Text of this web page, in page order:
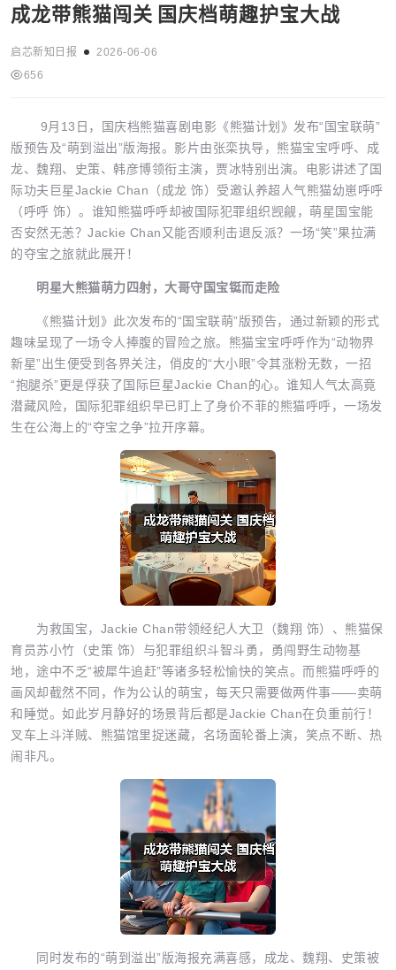
成龙带熊猫闯关 国庆档萌趣护宝大战
启芯新知日报
2026-06-06
656
9月13日，国庆档熊猫喜剧电影《熊猫计划》发布“国宝联萌”
版预告及“萌到溢出”版海报。影片由张栾执导，熊猫宝宝呼呼、成
龙、魏翔、史策、韩彦博领衔主演，贾冰特别出演。电影讲述了国
际功夫巨星Jackie Chan（成龙 饰）受邀认养超人气熊猫幼崽呼呼
（呼呼 饰）。谁知熊猫呼呼却被国际犯罪组织觊觎，萌星国宝能
否安然无恙？Jackie Chan又能否顺利击退反派？一场“笑”果拉满
的夺宝之旅就此展开！
明星大熊猫萌力四射，大哥守国宝铤而走险
《熊猫计划》此次发布的“国宝联萌”版预告，通过新颖的形式
趣味呈现了一场令人捧腹的冒险之旅。熊猫宝宝呼呼作为“动物界
新星”出生便受到各界关注，俏皮的“大小眼”令其涨粉无数，一招
“抱腿杀”更是俘获了国际巨星Jackie Chan的心。谁知人气太高竟
潜藏风险，国际犯罪组织早已盯上了身价不菲的熊猫呼呼，一场发
生在公海上的“夺宝之争”拉开序幕。
为救国宝，Jackie Chan带领经纪人大卫（魏翔 饰）、熊猫保
育员苏小竹（史策 饰）与犯罪组织斗智斗勇，勇闯野生动物基
地，途中不乏“被犀牛追赶”等诸多轻松愉快的笑点。而熊猫呼呼的
画风却截然不同，作为公认的萌宝，每天只需要做两件事——卖萌
和睡觉。如此岁月静好的场景背后都是Jackie Chan在负重前行！
叉车上斗洋贼、熊猫馆里捉迷藏，名场面轮番上演，笑点不断、热
闹非凡。
同时发布的“萌到溢出”版海报充满喜感，成龙、魏翔、史策被